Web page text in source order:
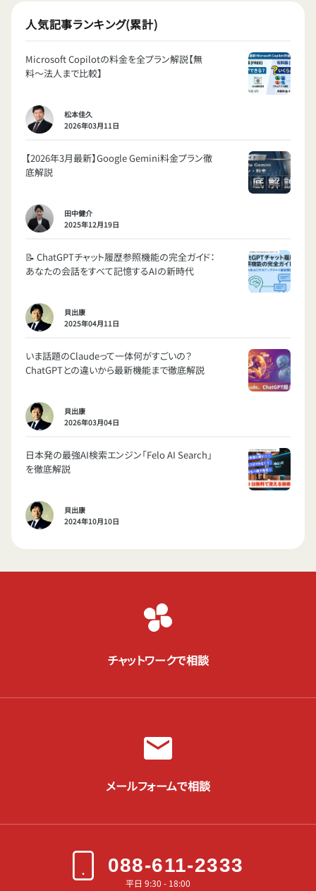
人気記事ランキング(累計)
Microsoft Copilotの料金を全プラン解説【無
料〜法人まで比較】
松本佳久
2026年03月11日
【2026年3月最新】Google Gemini料金プラン徹
底解説
田中健介
2025年12月19日
📝 ChatGPTチャット履歴参照機能の完全ガイド：
あなたの会話をすべて記憶するAIの新時代
貝出康
2025年04月11日
いま話題のClaudeって一体何がすごいの？
ChatGPTとの違いから最新機能まで徹底解説
貝出康
2026年03月04日
日本発の最強AI検索エンジン「Felo AI Search」
を徹底解説
貝出康
2024年10月10日
チャットワークで相談
メールフォームで相談
088-611-2333
平日 9:30 - 18:00